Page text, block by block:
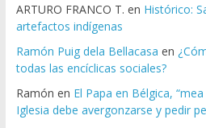
ARTURO FRANCO T. en Histórico:
artefactos indígenas
Ramón Puig dela Bellacasa en
todas las encíclicas sociales?
Ramón en El Papa en Bélgica,
Iglesia debe avergonzarse y pedir